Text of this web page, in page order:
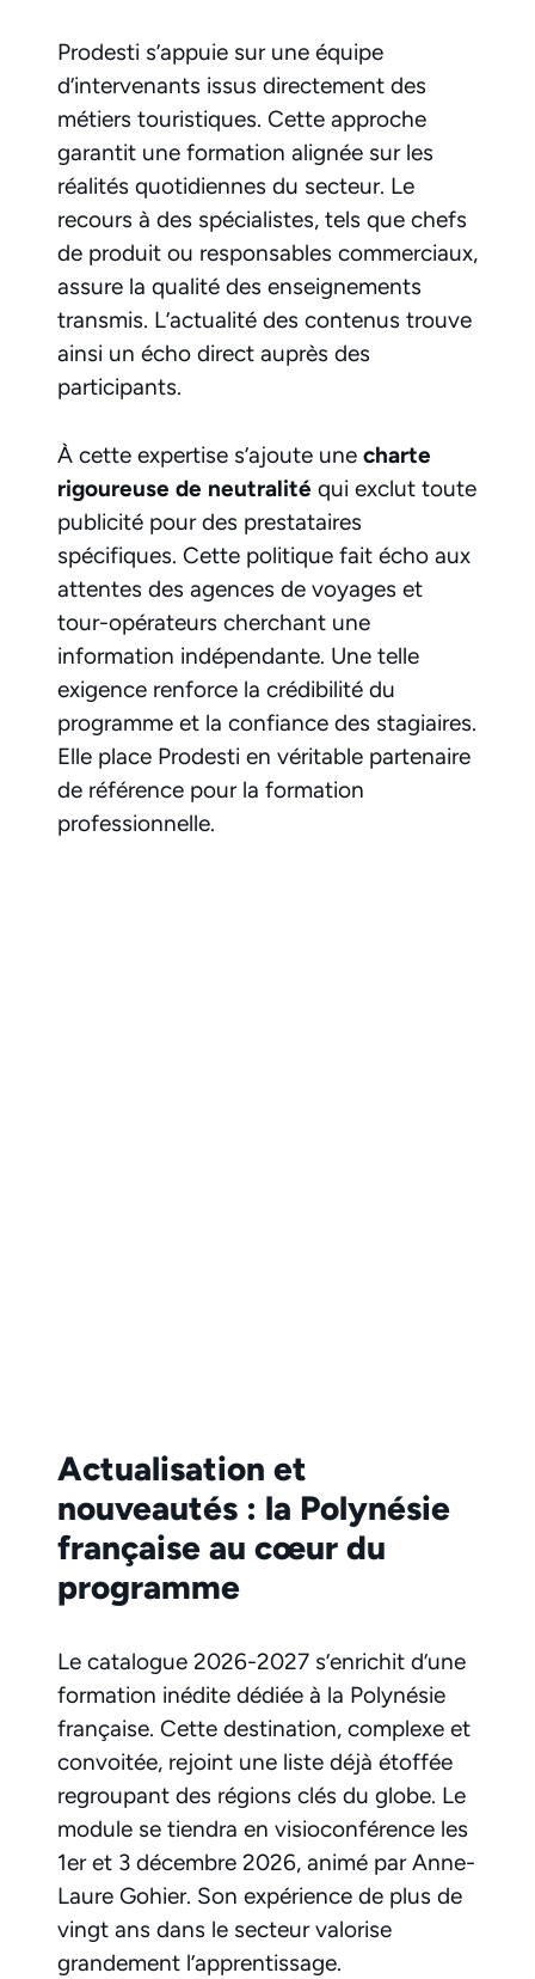
Prodesti s’appuie sur une équipe
d’intervenants issus directement des
métiers touristiques. Cette approche
garantit une formation alignée sur les
réalités quotidiennes du secteur. Le
recours à des spécialistes, tels que chefs
de produit ou responsables commerciaux,
assure la qualité des enseignements
transmis. L’actualité des contenus trouve
ainsi un écho direct auprès des
participants.
À cette expertise s’ajoute une charte
rigoureuse de neutralité qui exclut toute
publicité pour des prestataires
spécifiques. Cette politique fait écho aux
attentes des agences de voyages et
tour-opérateurs cherchant une
information indépendante. Une telle
exigence renforce la crédibilité du
programme et la confiance des stagiaires.
Elle place Prodesti en véritable partenaire
de référence pour la formation
professionnelle.
Actualisation et
nouveautés : la Polynésie
française au cœur du
programme
Le catalogue 2026-2027 s’enrichit d’une
formation inédite dédiée à la Polynésie
française. Cette destination, complexe et
convoitée, rejoint une liste déjà étoffée
regroupant des régions clés du globe. Le
module se tiendra en visioconférence les
1er et 3 décembre 2026, animé par Anne-
Laure Gohier. Son expérience de plus de
vingt ans dans le secteur valorise
grandement l’apprentissage.